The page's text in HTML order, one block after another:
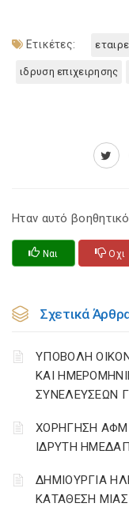
Ετικέτες:
ιδρυση επιχειρησης
Ηταν αυτό
Ναι Οχι
Σχετικά
ΥΠΟΒΟΛΗ
ΚΑΙ
ΣΥΝΕΛΕΥΣΕΩΝ
ΧΟΡΗΓΗΣΗ
ΙΔΡΥΤΗ
ΔΗΜΙΟΥΡΓΙΑ
ΚΑΤΑΘΕΣΗ